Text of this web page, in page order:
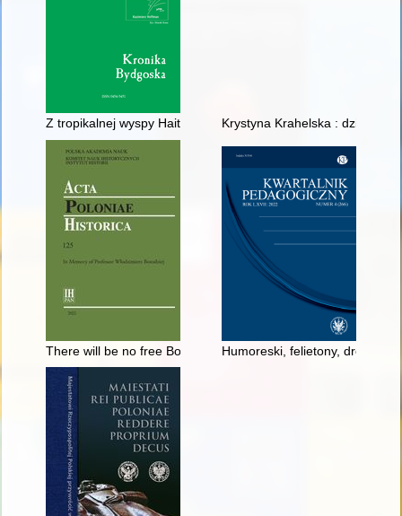
Z tropikalnej wyspy Haiti do Bydgoszczy : Wiktoria Gentil-
Krystyna Krahelska :
There will be no free Bohemia without free Poland, no free
Humoreski, felietony,